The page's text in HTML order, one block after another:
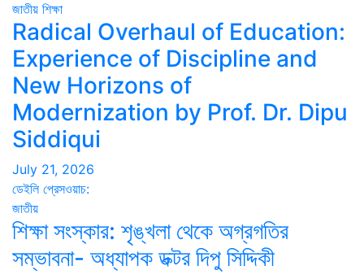
জাতীয় শিক্ষা
Radical Overhaul of Education:
Experience of Discipline and
New Horizons of
Modernization by Prof. Dr. Dipu
Siddiqui
July 21, 2026
ডেইলি প্রেসওয়াচ:
জাতীয়
শিক্ষা সংস্কার: শৃঙ্খলা থেকে অগ্রগতির
সম্ভাবনা- অধ্যাপক ডক্টর দিপু সিদ্দিকী